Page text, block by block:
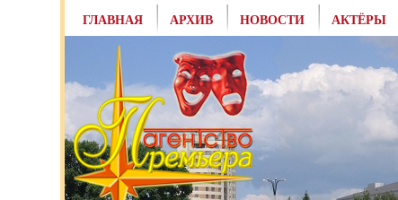
ГЛАВНАЯ АРХИВ НОВОСТИ АКТЁРЫ